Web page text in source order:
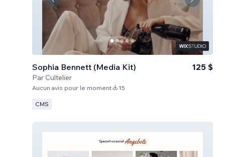
Sophia Bennett (Media Kit)
Par Cultelier
125 $
Aucun avis pour le moment 15
CMS